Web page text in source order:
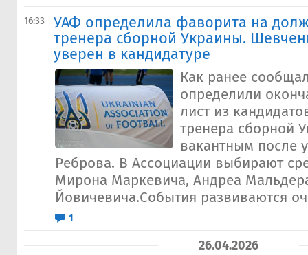
16:33
УАФ определила фаворита на
тренера сборной Украины.
уверен в кандидатуре
Как ранее
определили
лист из
тренера сборной
вакантным после
Реброва. В Ассоциации выбирают
Мирона Маркевича, Андреа
Йовичевича.События развиваются
1
26.04.2026